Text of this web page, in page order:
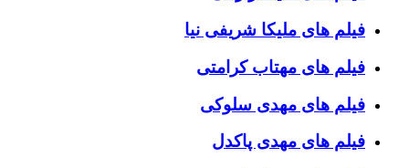
فیلم های ملیکا شریفی نیا
فیلم های مهتاب کرامتی
فیلم های مهدی سلوکی
فیلم های مهدی پاکدل